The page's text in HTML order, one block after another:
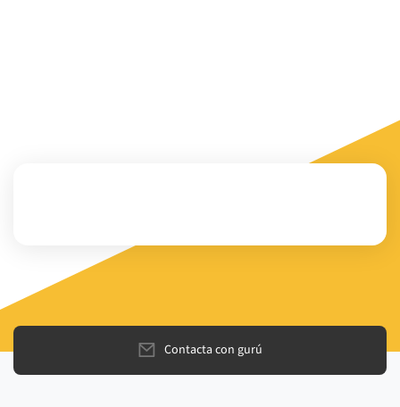
Contacta con gurú